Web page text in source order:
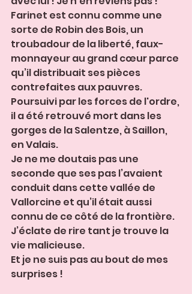
Farinet est connu comme une
sorte de Robin des Bois, un
troubadour de la liberté, faux-
monnayeur au grand cœur parce
qu’il distribuait ses pièces
contrefaites aux pauvres.
Poursuivi par les forces de l'ordre,
il a été retrouvé mort dans les
gorges de la Salentze, à Saillon,
en Valais.
Je ne me doutais pas une
seconde que ses pas l’avaient
conduit dans cette vallée de
Vallorcine et qu’il était aussi
connu de ce côté de la frontière.
J’éclate de rire tant je trouve la
vie malicieuse.
Et je ne suis pas au bout de mes
surprises !